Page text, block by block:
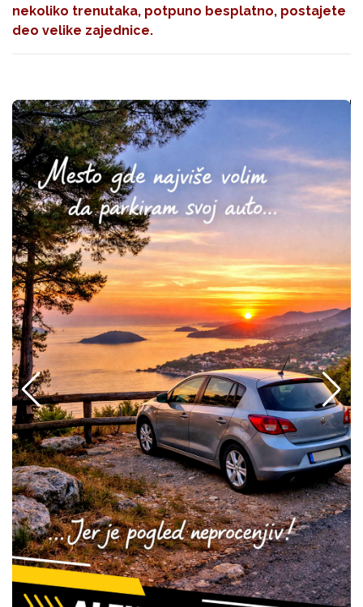
nekoliko trenutaka, potpuno besplatno, postajete
deo velike zajednice.